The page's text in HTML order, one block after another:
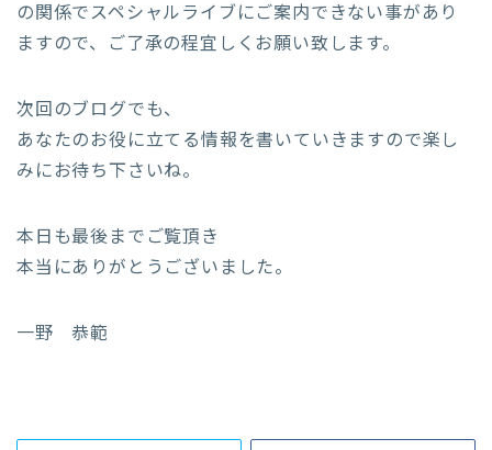
の関係でスペシャルライブにご案内できない事があり
ますので、ご了承の程宜しくお願い致します。
次回のブログでも、
あなたのお役に立てる情報を書いていきますので楽し
みにお待ち下さいね。
本日も最後までご覧頂き
本当にありがとうございました。
一野 恭範